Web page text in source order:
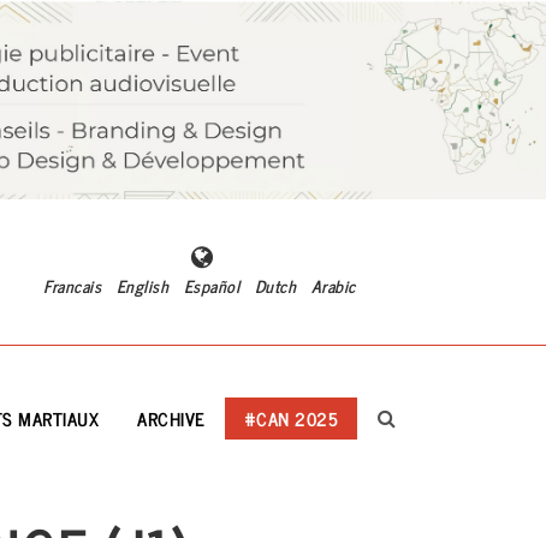
Francais English Español Dutch Arabic
MARTIAUX ARCHIVE #CAN 2025